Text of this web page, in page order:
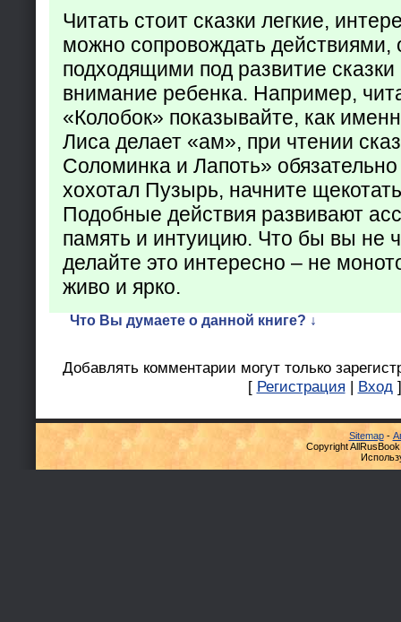
Читать стоит сказки легкие,
можно сопровождать действиями,
подходящими под развитие
внимание ребенка. Например,
«Колобок» показывайте, как
Лиса делает «ам», при чтении
Соломинка и Лапоть»
хохотал Пузырь, начните
Подобные действия развивают
память и интуицию. Что бы вы не
делайте это интересно – не
живо и ярко.
Что Вы думаете о данной книге? ↓
Добавлять комментарии могут только
[ Регистрация | Вход ]
Sitemap-
Copyright